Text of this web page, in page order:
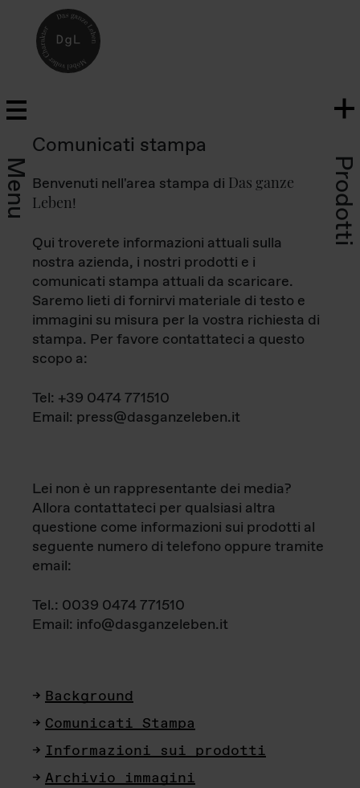
Menu Prodotti
Comunicati stampa
Benvenuti nell'area stampa di Das ganze
Leben!
Qui troverete informazioni attuali sulla
nostra azienda, i nostri prodotti e i
comunicati stampa attuali da scaricare.
Saremo lieti di fornirvi materiale di testo e
immagini su misura per la vostra richiesta di
stampa. Per favore contattateci a questo
scopo a:
Tel: +39 0474 771510
Email: press@dasganzeleben.it
Lei non è un rappresentante dei media?
Allora contattateci per qualsiasi altra
questione come informazioni sui prodotti al
seguente numero di telefono oppure tramite
email:
Tel.: 0039 0474 771510
Email: info@dasganzeleben.it
Background
Comunicati Stampa
Informazioni sui prodotti
Archivio immagini